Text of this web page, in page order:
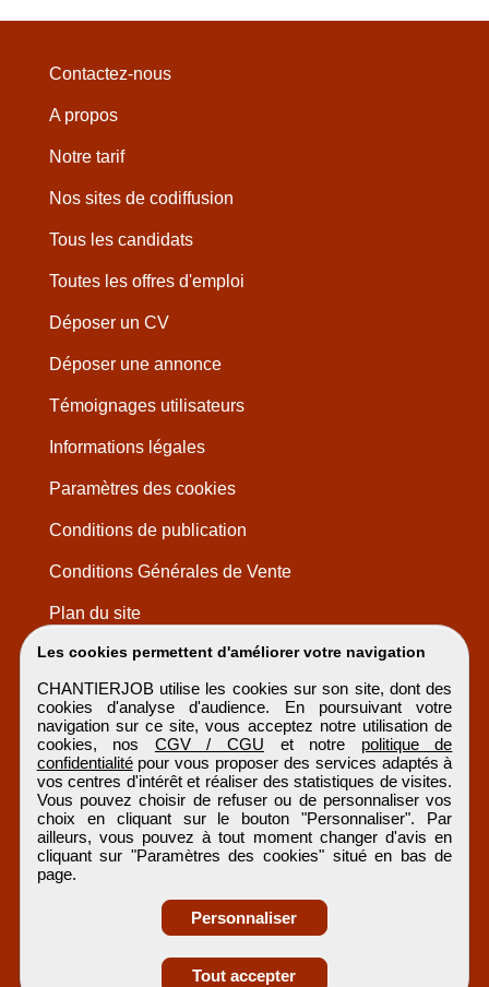
Obtenir ses
Les cookies permettent d'améliorer votre navigation
CHANTIERJOB utilise les cookies sur son site, dont des
cookies d'analyse d'audience. En poursuivant votre
navigation sur ce site, vous acceptez notre utilisation de
cookies, nos CGV / CGU et notre politique de
confidentialitépour vous proposer des services adaptés à
vos centres d'intérêt et réaliser des statistiques de visites.
Vous pouvez choisir de refuser ou de personnaliser vos
choix en cliquant sur le bouton "Personnaliser". Par
ailleurs, vous pouvez à tout moment changer d'avis en
cliquant sur "Paramètres des cookies" situé en bas de
page.
Personnaliser
Tout accepter
Contactez-nous
A propos
Notre tarif
Nos sites de codiffusion
Tous les candidats
Toutes les offres d'emploi
Déposer un CV
Déposer une annonce
Témoignages utilisateurs
Informations légales
Paramètres des cookies
Conditions de publication
Conditions Générales de Vente
Plan du site